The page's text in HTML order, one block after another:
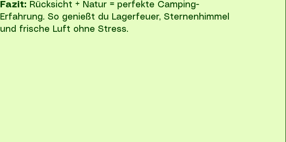
Fazit: Rücksicht + Natur = perfekte Camping-
Erfahrung. So genießt du Lagerfeuer, Sternenhimmel
und frische Luft ohne Stress.